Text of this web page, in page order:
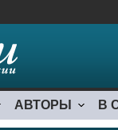
АВТОРЫ В